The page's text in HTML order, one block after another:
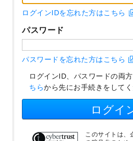
ログインIDを忘れた方はこちら
パスワード
パスワードを忘れた方はこちら
ログインID、パスワードの両
ちらから先にお手続きをしてく
ログイ
このサイトは、